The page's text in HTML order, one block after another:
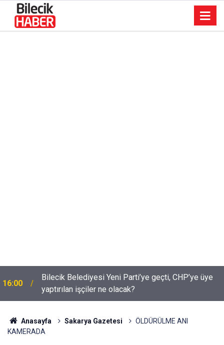
16:00
Bilecik Belediyesi Yeni Parti’ye geçti, CHP’ye üye
yaptırılan işçiler ne olacak?
Anasayfa Sakarya Gazetesi
ÖLDÜRÜLME ANI
KAMERADA